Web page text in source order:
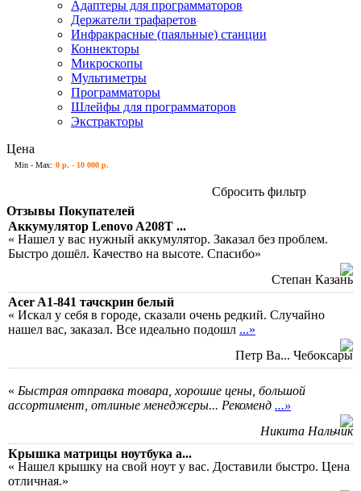
Адаптеры для программаторов
Держатели трафаретов
Инфракрасные (паяльные) станции
Коннекторы
Микроскопы
Мультиметры
Программаторы
Шлейфы для программаторов
Экстракторы
Цена
Min - Max: 0 р. - 10 000 р.
Сбросить фильтр
Отзывы Покупателей
Аккумулятор Lenovo A208T ...
« Нашел у вас нужный аккумулятор. Заказал без проблем.
Быстро дошёл. Качество на высоте. Спасибо»
Степан Казань
Acer A1-841 тачскрин белый
« Искал у себя в городе, сказали очень редкий. Случайно
нашел вас, заказал. Все идеально подошл ...»
Петр Ва... Чебоксары
« Быстрая отправка товара, хорошие цены, большой
ассортимент, отлиные менеджеры... Рекоменд ...»
Никита Нальчик
Крышка матрицы ноутбука a...
« Нашел крышку на свой ноут у вас. Доставили быстро. Цена
отличная.»